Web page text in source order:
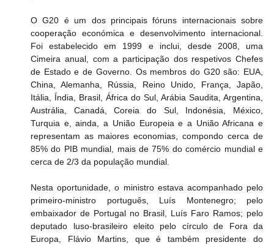
O G20 é um dos principais fóruns internacionais sobre
cooperação económica e desenvolvimento internacional.
Foi estabelecido em 1999 e inclui, desde 2008, uma
Cimeira anual, com a participação dos respetivos Chefes
de Estado e de Governo. Os membros do G20 são: EUA,
China, Alemanha, Rússia, Reino Unido, França, Japão,
Itália, Índia, Brasil, África do Sul, Arábia Saudita, Argentina,
Austrália, Canadá, Coreia do Sul, Indonésia, México,
Turquia e, ainda, a União Europeia e a União Africana e
representam as maiores economias, compondo cerca de
85% do PIB mundial, mais de 75% do comércio mundial e
cerca de 2/3 da população mundial.
Nesta oportunidade, o ministro estava acompanhado pelo
primeiro-ministro português, Luís Montenegro; pelo
embaixador de Portugal no Brasil, Luís Faro Ramos; pelo
deputado luso-brasileiro eleito pelo círculo de Fora da
Europa, Flávio Martins, que é também presidente do